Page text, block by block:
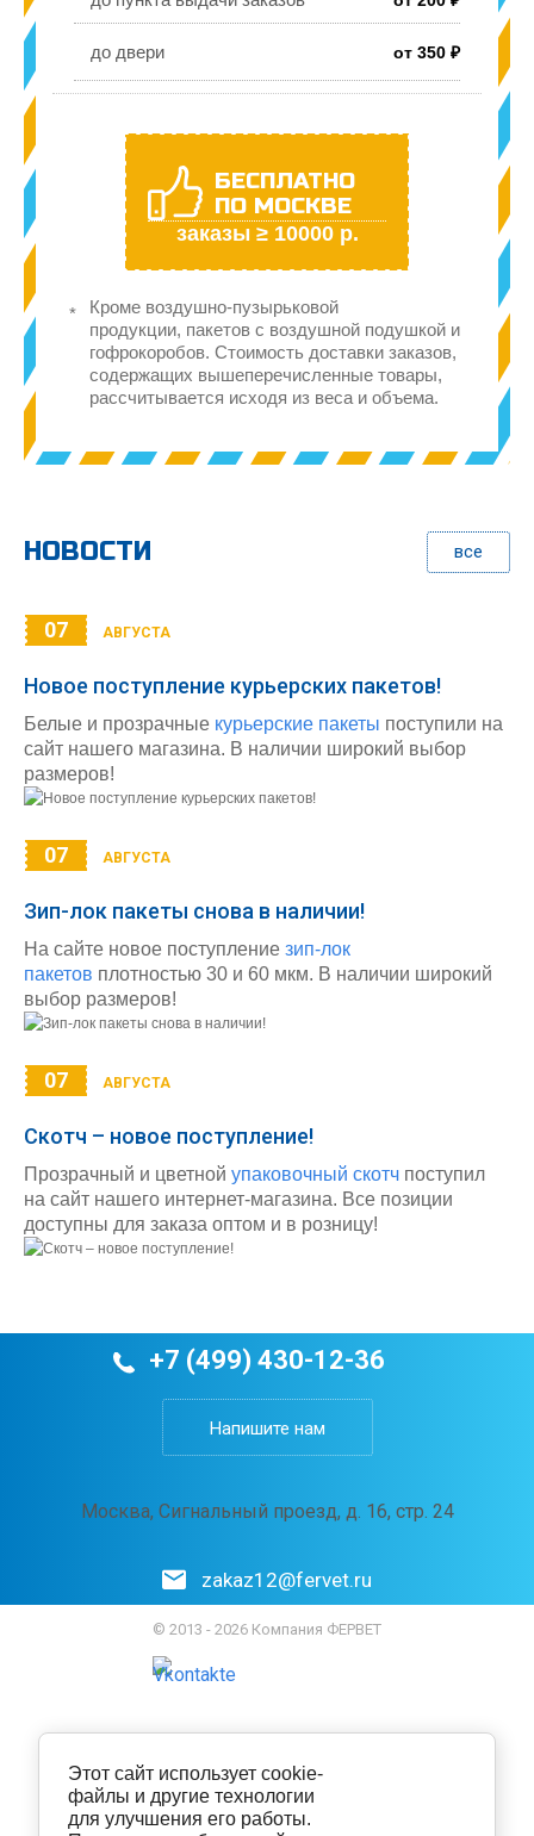
до двери от 350 ₽
БЕСПЛАТНО
ПО МОСКВЕ
заказы ≥ 10000 р.
Кроме воздушно-пузырьковой
продукции, пакетов с воздушной подушкой и
гофрокоробов. Стоимость доставки заказов,
содержащих вышеперечисленные товары,
рассчитывается исходя из веса и объема.
НОВОСТИ все
07 АВГУСТА
Новое поступление курьерских пакетов!
Белые и прозрачные курьерские пакеты поступили на
сайт нашего магазина. В наличии широкий выбор
размеров!
07 АВГУСТА
Зип-лок пакеты снова в наличии!
На сайте новое поступление зип-лок
пакетов плотностью 30 и 60 мкм. В наличии широкий
выбор размеров!
07 АВГУСТА
Скотч – новое поступление!
Прозрачный и цветной упаковочный скотч поступил
на сайт нашего интернет-магазина. Все позиции
доступны для заказа оптом и в розницу!
+7 (499) 430-12-36
Напишите нам
Москва, Сигнальный проезд, д. 16, стр. 24
zakaz12@fervet.ru
© 2013 - 2026 Компания ФЕРВЕТ
Этот сайт использует cookie-
файлы и другие технологии
для улучшения его работы.